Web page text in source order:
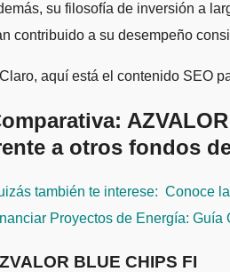
su filosofía de inversión a
contribuido a su desempeño
aquí está el contenido SEO
a otros fondos
también te interese: Conoce
Proyectos de Energía: Guía
BLUE CHIPS FI